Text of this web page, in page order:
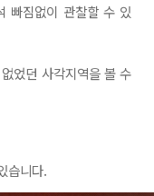
빠짐없이 관찰할 수 있
었던 사각지역을 볼 수
습니다.